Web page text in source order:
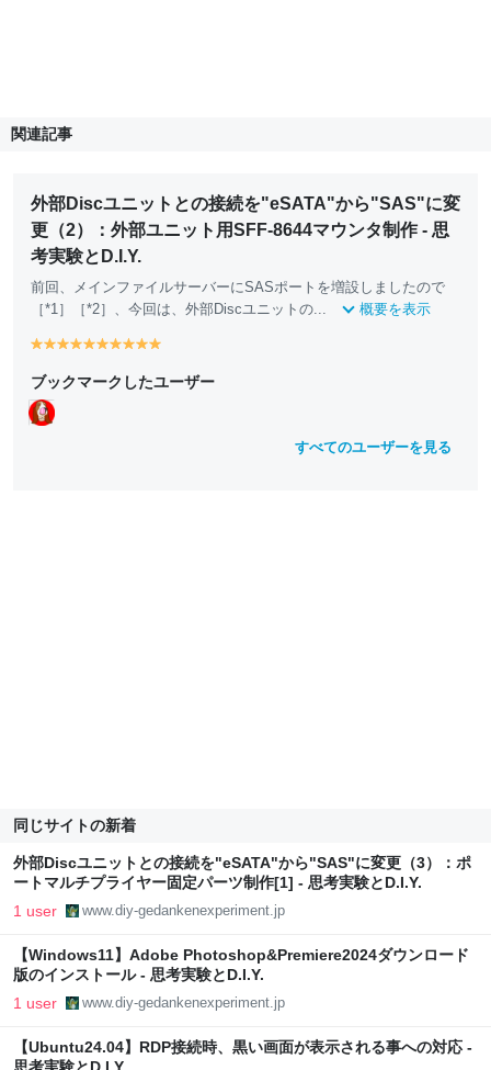
関連記事
外部Discユニットとの接続を"eSATA"から"SAS"に変
更（2）：外部ユニット用SFF-8644マウンタ制作 - 思
考実験とD.I.Y.
前回、メインファイルサーバーにSASポートを増設しましたので
［*1］［*2］、今回は、外部Discユニットの...
概要を表示
y
ll
o
w
y
ll
o
w
y
ll
y
ll
y
ll
y
ll
y
ll
y
ll
y
ll ll
ブックマークしたユーザー
すべてのユーザーを見る
同じサイトの新着
外部Discユニットとの接続を"eSATA"から"SAS"に変更（3）：ポ
ートマルチプライヤー固定パーツ制作[1] - 思考実験とD.I.Y.
1 user www.diy-gedankenexperiment.jp
【Windows11】Adobe Photoshop&Premiere2024ダウンロード
版のインストール - 思考実験とD.I.Y.
1 user www.diy-gedankenexperiment.jp
【Ubuntu24.04】RDP接続時、黒い画面が表示される事への対応 -